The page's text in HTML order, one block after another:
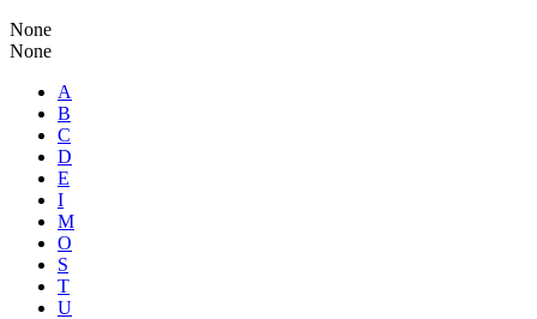
None
None
A
B
C
D
E
I
M
O
S
T
U